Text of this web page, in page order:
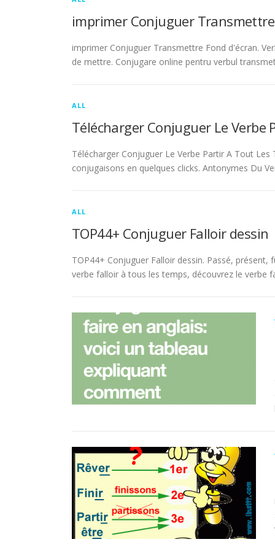
imprimer Conjuguer
imprimer Conjuguer Transmettre Fond d'écran.
de mettre. Conjugare online pentru verbul
ALL
Télécharger Conjuguer Le Verbe
Télécharger Conjuguer Le Verbe Partir A Tout
conjugaisons en quelques clicks. Antonymes Du
ALL
TOP44+ Conjuguer Falloir dessin
TOP44+ Conjuguer Falloir dessin. Passé,
verbe falloir à tous les temps, découvrez le verbe